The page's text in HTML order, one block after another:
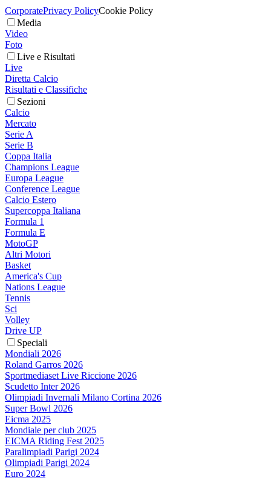
CorporatePrivacy PolicyCookie Policy
Media
Video
Foto
Live e Risultati
Live
Diretta Calcio
Risultati e Classifiche
Sezioni
Calcio
Mercato
Serie A
Serie B
Coppa Italia
Champions League
Europa League
Conference League
Calcio Estero
Supercoppa Italiana
Formula 1
Formula E
MotoGP
Altri Motori
Basket
America's Cup
Nations League
Tennis
Sci
Volley
Drive UP
Speciali
Mondiali 2026
Roland Garros 2026
Sportmediaset Live Riccione 2026
Scudetto Inter 2026
Olimpiadi Invernali Milano Cortina 2026
Super Bowl 2026
Eicma 2025
Mondiale per club 2025
EICMA Riding Fest 2025
Paralimpiadi Parigi 2024
Olimpiadi Parigi 2024
Euro 2024